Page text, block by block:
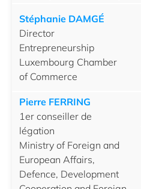
Stéphanie DAMGÉ
Director
Entrepreneurship
Luxembourg Chamber
of Commerce
Pierre FERRING
1er conseiller de
légation
Ministry of Foreign and
European Affairs,
Defence, Development